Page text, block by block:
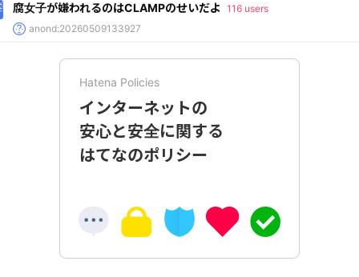
腐女子が嫌われるのはCLAMPのせいだよ 116 users
anond:20260509133927
Hatena Policies
インターネットの
安心と安全に関する
はてなのポリシー